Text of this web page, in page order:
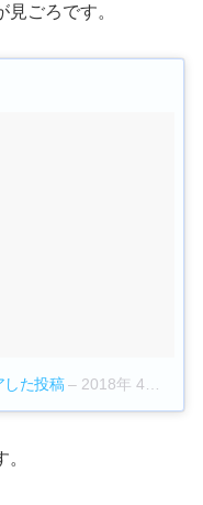
ごろです。
した投稿– 2018年 4月月16日午前7時25分PDT